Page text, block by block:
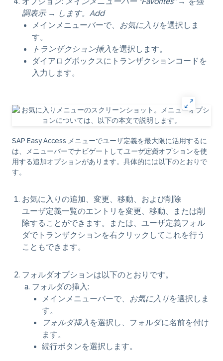
調表示→
します。Add
メインメニューバーで、
お気に入りを選択しま
す。
トランザクション挿入 を選択します。
ダイアログボックスにトランザクションコードを
入力します。
SAP Easy Access メニューでユーザ定義を最大限に活用するに
は、メニューバーでナビゲートしてユーザ定義オプションを使
用する追加オプションがあります。具体的には以下のとおりで
す。
お気に入りの追加、変更、移動、および削除
ユーザ定義一覧のエントリを変更、移動、または削
除することができます。または、ユーザ定義フォル
ダでトランザクションを右クリックしてこれを行う
こともできます。
フォルダオプションは以下のとおりです。
フォルダの挿入:
メインメニューバーで、
お気に入りを選択しま
す。
フォルダ挿入 を選択し、フォルダに名前を付け
ます。
続行ボタンを選択します。